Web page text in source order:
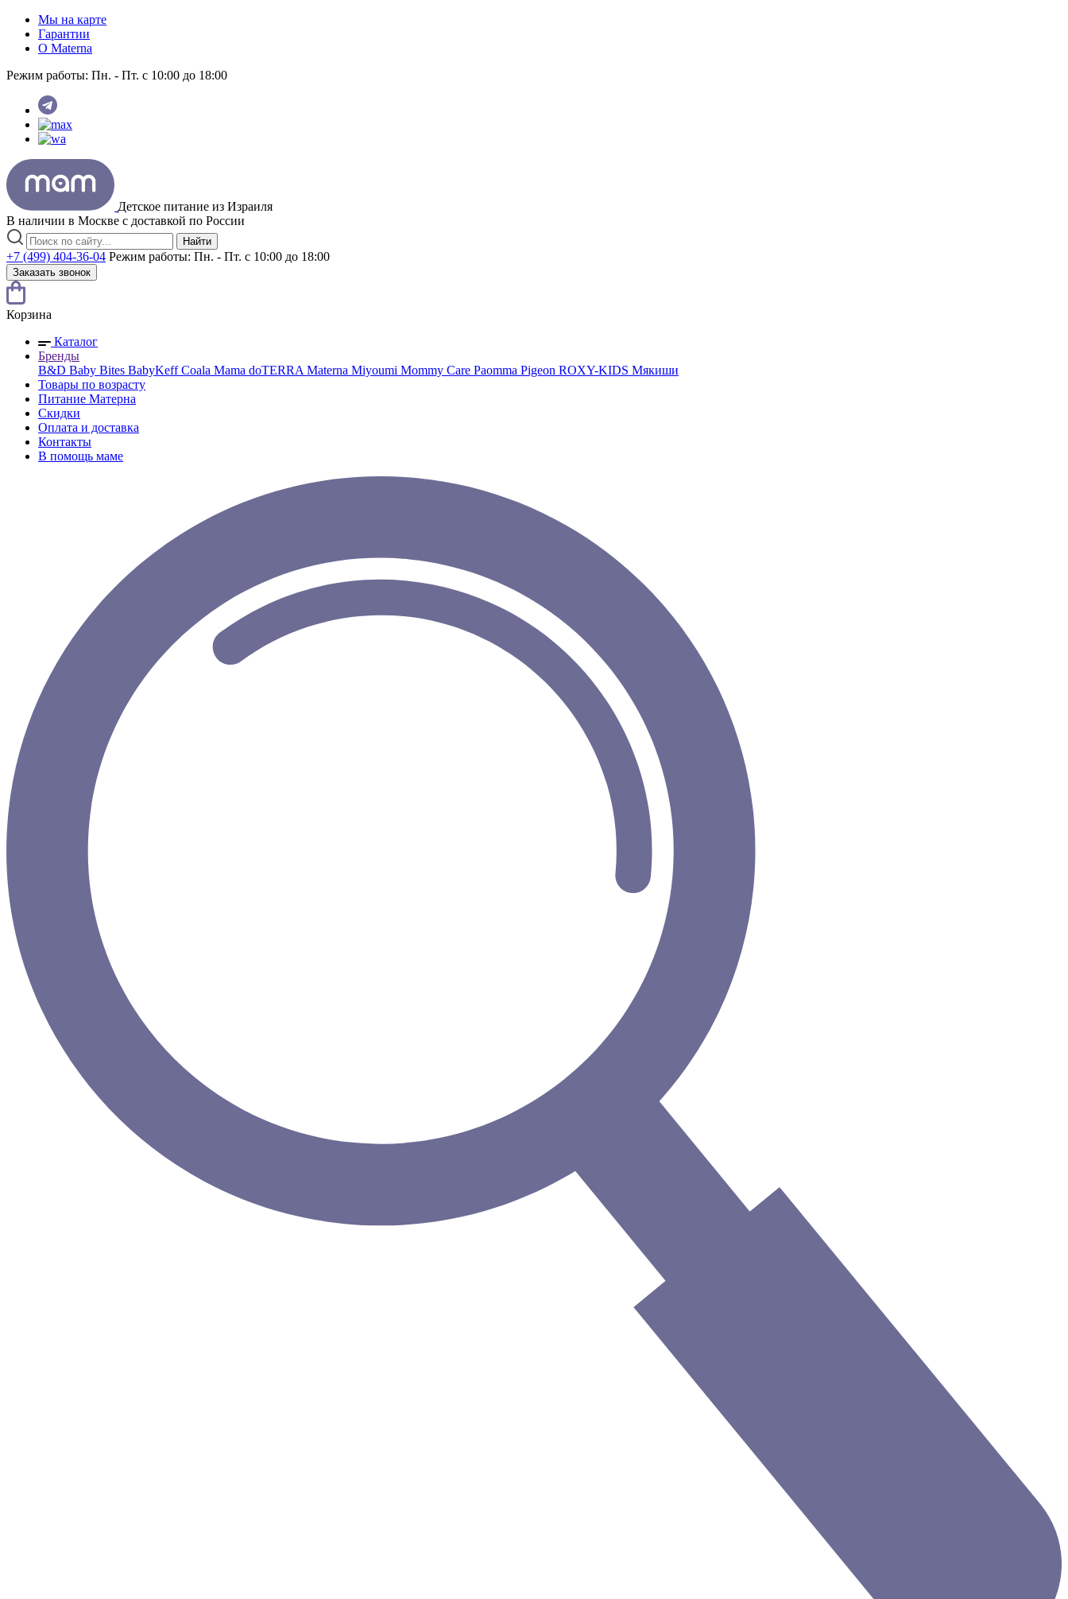
Мы на карте
Гарантии
O Materna
Режим работы: Пн. - Пт. с 10:00 до 18:00
Детское питание из Израиля
В наличии в Москве с доставкой по России
Найти
+7 (499) 404-36-04 Режим работы: Пн. - Пт. с 10:00 до 18:00
Заказать звонок
Корзина
Каталог
Бренды
B&D Baby Bites BabyKeffCoala Mama doTERRA Materna Miyoumi Mommy Care Paomma Pigeon ROXY-KIDS Мякиши
Товары по возрасту
Питание Матерна
Скидки
Оплата и доставка
Контакты
В помощь маме